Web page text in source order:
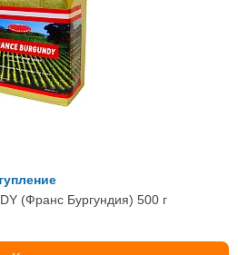
(Франс Бургундия) 500 г